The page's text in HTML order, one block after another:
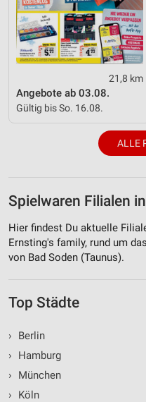
21,8 km
Angebote ab 03.08.
Gültig bis So. 16.08.
ALLE
Spielwaren Filialen
Hier findest Du aktuelle
Ernsting's family, rund um
von Bad Soden (Taunus).
Top Städte
›
Berlin
›
Hamburg
›
München
›
Köln